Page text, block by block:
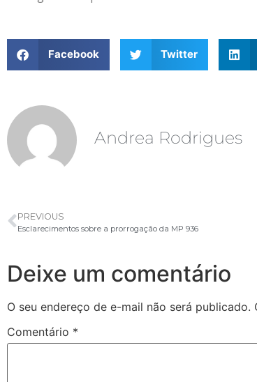
Facebook Twitter
Andrea Rodrigues
PREVIOUS
Esclarecimentos sobre a prorrogação da MP 936
Deixe um comentário
O seu endereço de e-mail não será publicado.
Comentário *